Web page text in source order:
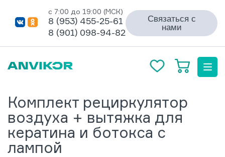
с 7:00 до 19:00 (МСК)
8 (953) 455-25-61
8 (901) 098-94-82
Связаться с
нами
Комплект рециркулятор
воздуха + вытяжка для
кератина и ботокса с
лампой